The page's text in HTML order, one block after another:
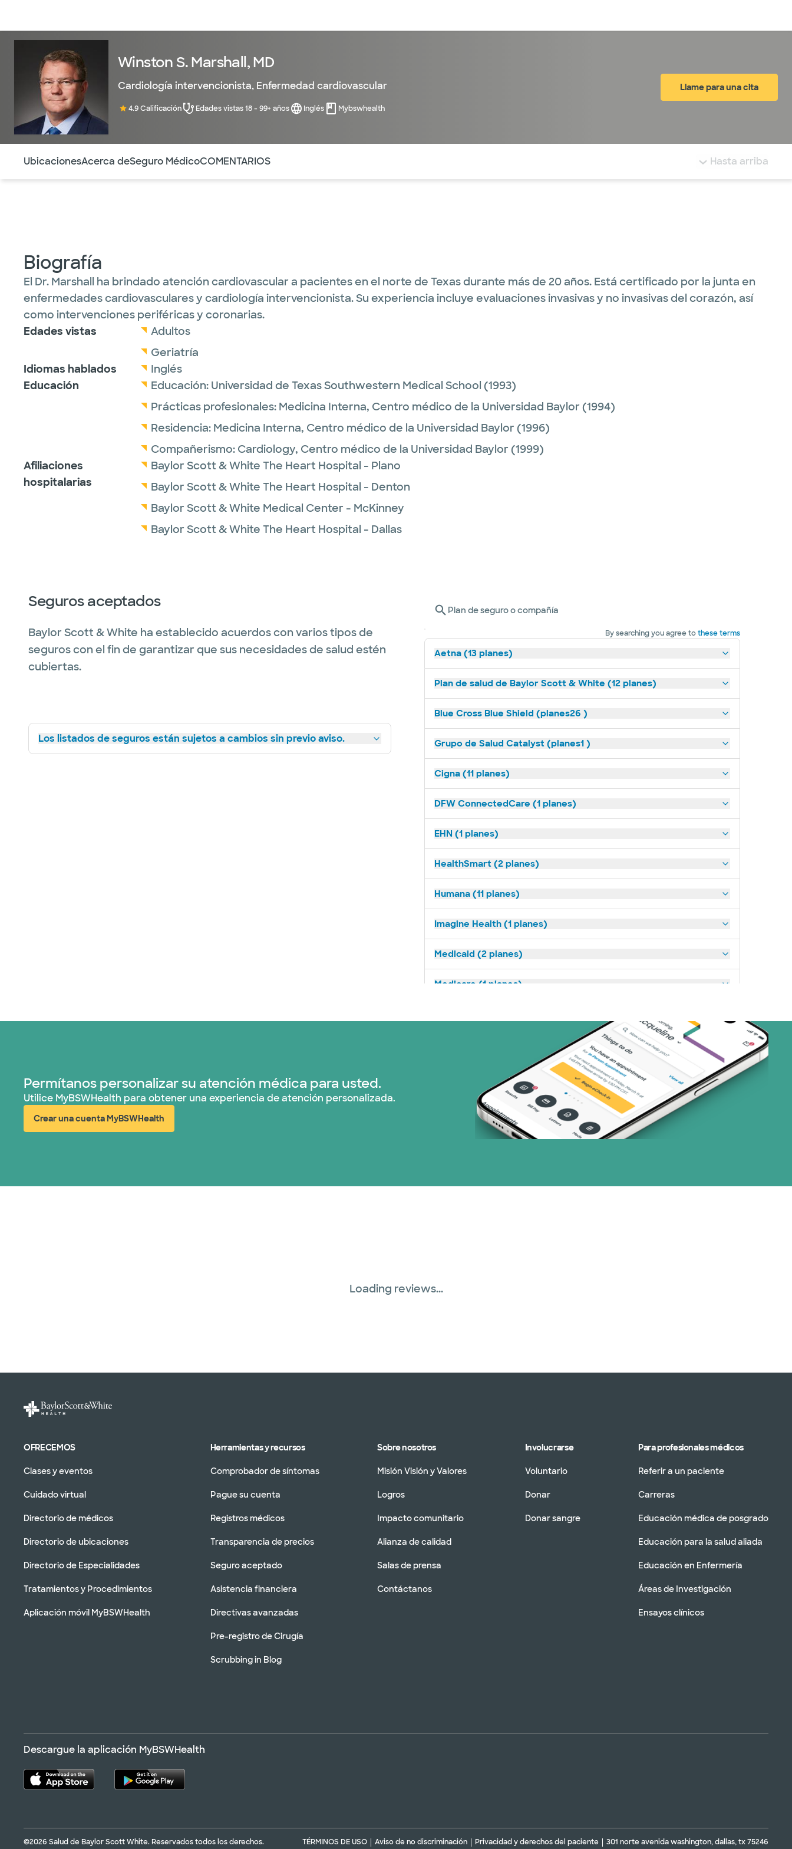
Winston S. Marshall, MD
Cardiología intervencionista, Enfermedad cardiovascular
4.9 Calificación Edades vistas 18 - 99+ años Inglés Mybswhealth
Llame para una cita
UbicacionesAcerca deSeguro MédicoCOMENTARIOS Hasta arriba
Biografía
El Dr. Marshall ha brindado atención cardiovascular a pacientes en el norte de Texas durante más de 20 años. Está certificado por la junta en
enfermedades cardiovasculares y cardiología intervencionista. Su experiencia incluye evaluaciones invasivas y no invasivas del corazón, así
como intervenciones periféricas y coronarias.
Edades vistas
Adultos
Geriatría
Idiomas hablados
Inglés
Educación
Educación: Universidad de Texas Southwestern Medical School (1993)
Prácticas profesionales: Medicina Interna, Centro médico de la Universidad Baylor (1994)
Residencia: Medicina Interna, Centro médico de la Universidad Baylor (1996)
Compañerismo: Cardiology, Centro médico de la Universidad Baylor (1999)
Afiliaciones
hospitalarias
Baylor Scott & White The Heart Hospital - Plano
Baylor Scott & White The Heart Hospital - Denton
Baylor Scott & White Medical Center - McKinney
Baylor Scott & White The Heart Hospital - Dallas
Seguros aceptados
Baylor Scott & White ha establecido acuerdos con varios tipos de
seguros con el fin de garantizar que sus necesidades de salud estén
cubiertas.
Los listados de seguros están sujetos a cambios sin previo aviso.
Plan de seguro o compañía
By searching you agree tothese terms
Aetna (13 planes)
Plan de salud de Baylor Scott & White (12 planes)
Blue Cross Blue Shield (planes26 )
Grupo de Salud Catalyst (planes1 )
Cigna (11 planes)
DFW ConnectedCare (1 planes)
EHN (1 planes)
HealthSmart (2 planes)
Humana (11 planes)
Imagine Health (1 planes)
Medicaid (2 planes)
Medicare (1 planes)
Prism Electric (1 planes)
Plan de Salud Superior (18 planes)
TriWest HealthCare (2 planes)
Permítanos personalizar su atención médica para usted.
Utilice MyBSWHealth para obtener una experiencia de atención personalizada.
Crear una cuenta MyBSWHealth
(abre en ventana nueva)
Loading reviews...
OFRECEMOS
Clases y eventos
Cuidado virtual
Directorio de médicos
Directorio de ubicaciones
Directorio de Especialidades
Tratamientos y Procedimientos
Aplicación móvil MyBSWHealth
Herramientas y recursos
Comprobador de síntomas
Pague su cuenta
Registros médicos
Transparencia de precios
Seguro aceptado
Asistencia financiera
Directivas avanzadas
Pre-registro de Cirugía
Scrubbing in Blog
Sobre nosotros
Misión Visión y Valores
Logros
Impacto comunitario
Alianza de calidad
Salas de prensa
Contáctanos
Involucrarse
Voluntario
Donar
Donar sangre
Para profesionales médicos
Referir a un paciente
Carreras
Educación médica de posgrado
Educación para la salud aliada
Educación en Enfermería
Áreas de Investigación
Ensayos clínicos
Descargue la aplicación MyBSWHealth
©2026 Salud de Baylor Scott White. Reservados todos los derechos. TÉRMINOS DE USO Aviso de no discriminación Privacidad y derechos del paciente 301 norte avenida washington, dallas, tx 75246